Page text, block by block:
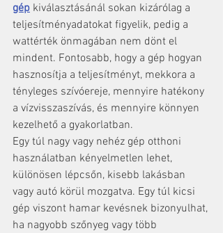
gép kiválasztásánál sokan kizárólag a
teljesítményadatokat figyelik, pedig a
wattérték önmagában nem dönt el
mindent. Fontosabb, hogy a gép hogyan
hasznosítja a teljesítményt, mekkora a
tényleges szívóereje, mennyire hatékony
a vízvisszaszívás, és mennyire könnyen
kezelhető a gyakorlatban.
Egy túl nagy vagy nehéz gép otthoni
használatban kényelmetlen lehet,
különösen lépcsőn, kisebb lakásban
vagy autó körül mozgatva. Egy túl kicsi
gép viszont hamar kevésnek bizonyulhat,
ha nagyobb szőnyeg vagy több